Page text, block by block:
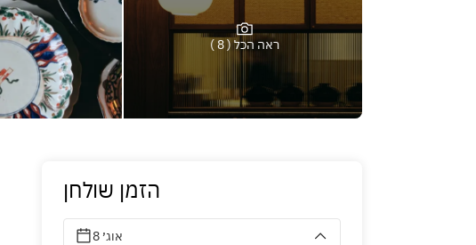
ראה הכל ( 8 )
הזמן שולחן
8 אוג׳